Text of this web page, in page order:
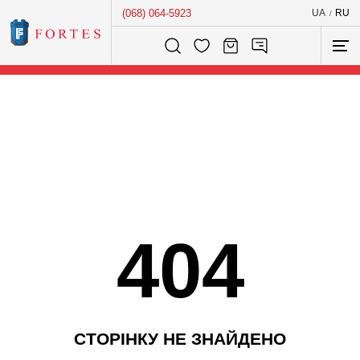
(068) 064-5923 UA / RU
Розумний пошук...
404
СТОРІНКУ НЕ ЗНАЙДЕНО